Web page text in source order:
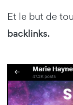
Et le but de
backlinks.